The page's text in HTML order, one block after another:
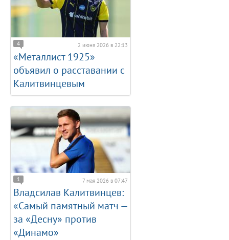
4 2 июня 2026 в 22:13
«Металлист 1925»
объявил о расставании с
Калитвинцевым
1 7 мая 2026 в 07:47
Владсилав Калитвинцев:
«Самый памятный матч —
за «Десну» против
«Динамо»